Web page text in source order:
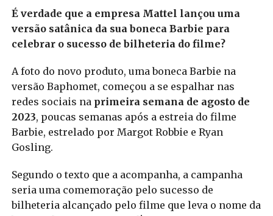
É verdade que a empresa Mattel lançou uma
versão satânica da sua boneca Barbie para
celebrar o sucesso de bilheteria do filme?
A foto do novo produto, uma boneca Barbie na
versão Baphomet, começou a se espalhar nas
redes sociais na primeira semana de agosto de
2023, poucas semanas após a estreia do filme
Barbie, estrelado por Margot Robbie e Ryan
Gosling.
Segundo o texto que a acompanha, a campanha
seria uma comemoração pelo sucesso de
bilheteria alcançado pelo filme que leva o nome da